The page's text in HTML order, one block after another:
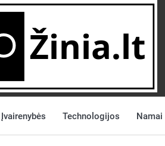
Įvairenybės Technologijos Namai